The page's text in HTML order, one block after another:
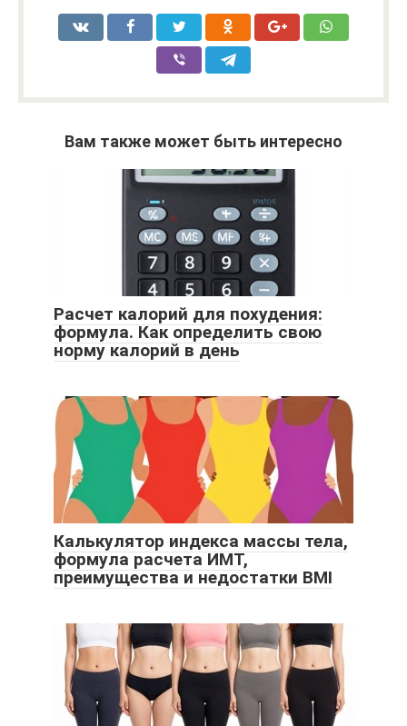
Вам также может быть интересно
Расчет калорий для похудения:
формула. Как определить свою
норму калорий в день
Калькулятор индекса массы тела,
формула расчета ИМТ,
преимущества и недостатки BMI